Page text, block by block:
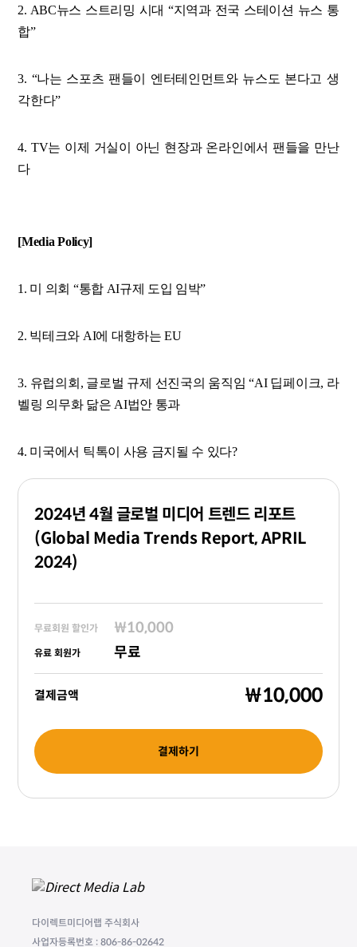
2. ABC뉴스 스트리밍 시대 “지역과 전국 스테이션 뉴스 통
합”
3. “나는 스포츠 팬들이 엔터테인먼트와 뉴스도 본다고 생
각한다”
4. TV는 이제 거실이 아닌 현장과 온라인에서 팬들을 만난
다
[Media Policy]
1. 미 의회 “통합 AI규제 도입 임박”
2. 빅테크와 AI에 대항하는 EU
3. 유럽의회, 글로벌 규제 선진국의 움직임 “AI 딥페이크, 라
벨링 의무화 닮은 AI법안 통과
4. 미국에서 틱톡이 사용 금지될 수 있다?
2024년 4월 글로벌 미디어 트렌드 리포트
(Global Media Trends Report, APRIL
2024)
무료회원 할인가 ₩10,000
유료 회원가 무료
결제금액 ₩10,000
결제하기
다이렉트미디어랩 주식회사
사업자등록번호 : 806-86-02642